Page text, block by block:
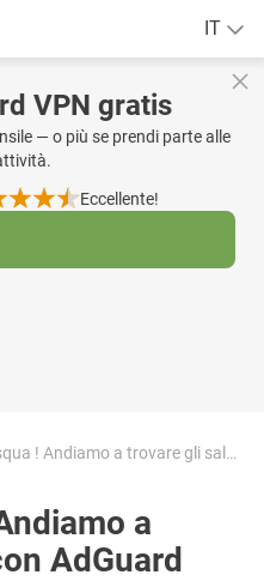
IT
VPN gratis
— o più se prendi parte alle
Eccellente!
Buona Pasqua ! Andiamo a trovare gli saldi con AdGuard
a
AdGuard